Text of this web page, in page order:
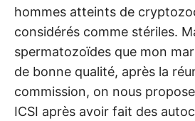
hommes atteints de
considérés comme stériles.
spermatozoïdes que mon
de bonne qualité, après la
commission, on nous
ICSI après avoir fait des